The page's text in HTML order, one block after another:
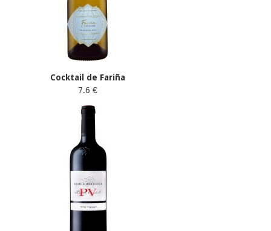
Cocktail de Fariña
7.6 €